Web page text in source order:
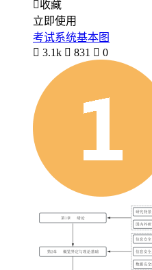
收藏
立即使用
考试系统基本图
 3.1k  831  0